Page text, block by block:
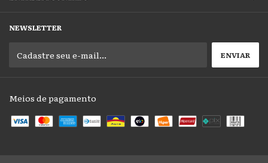
NEWSLETTER
Meios de pagamento